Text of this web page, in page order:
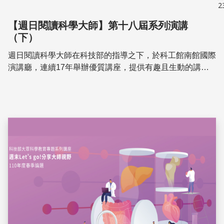
【週日閱讀科學大師】第十八屆系列演講
（下）
週日閱讀科學大師在科技部的指導之下，於科工館南館國際
演講廳，連續17年舉辦優質講座，提供有趣且生動的講